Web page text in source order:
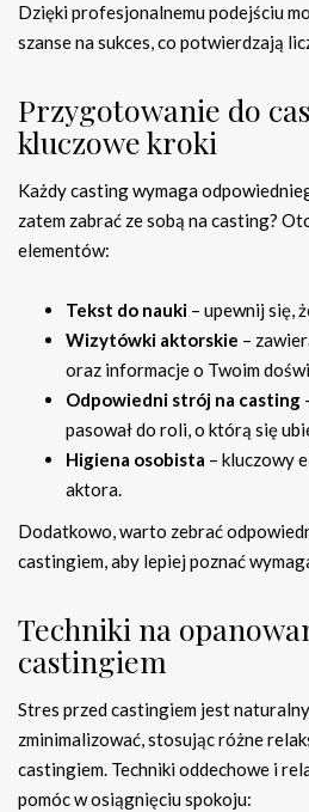
Dzięki profesjonalnemu podejściu
szanse na sukces, co potwierdzają
Przygotowanie do
kluczowe kroki
Każdy casting wymaga
zatem zabrać ze sobą na casting?
elementów:
Tekst do nauki – upewnij się,
Wizytówki aktorskie –
oraz informacje o Twoim
Odpowiedni strój na casting
pasował do roli, o którą się
Higiena osobista – kluczowy
aktora.
Dodatkowo, warto zebrać
castingiem, aby lepiej poznać
Techniki na
castingiem
Stres przed castingiem jest
zminimalizować, stosując różne
castingiem. Techniki oddechowe i
pomóc w osiągnięciu spokoju: